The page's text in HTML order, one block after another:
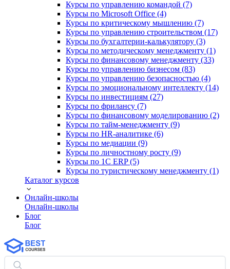
Курсы по управлению командой (7)
Курсы по Microsoft Office (4)
Курсы по критическому мышлению (7)
Курсы по управлению строительством (17)
Курсы по бухгалтерии-калькулятору (3)
Курсы по методическому менеджменту (1)
Курсы по финансовому менеджменту (33)
Курсы по управлению бизнесом (83)
Курсы по управлению безопасностью (4)
Курсы по эмоциональному интеллекту (14)
Курсы по инвестициям (27)
Курсы по фрилансу (7)
Курсы по финансовому моделированию (2)
Курсы по тайм-менеджменту (9)
Курсы по HR-аналитике (6)
Курсы по медиации (9)
Курсы по личностному росту (9)
Курсы по 1С ERP (5)
Курсы по туристическому менеджменту (1)
Каталог курсов
Онлайн-школы
Онлайн-школы
Блог
Блог